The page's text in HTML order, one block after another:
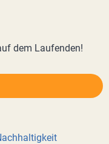
dem Laufenden!